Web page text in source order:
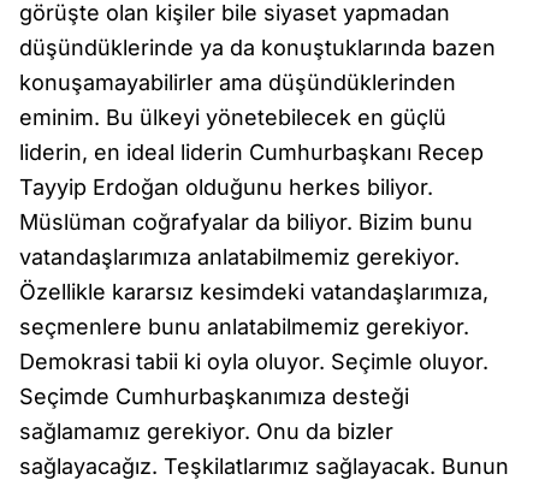
görüşte olan kişiler bile siyaset yapmadan
düşündüklerinde ya da konuştuklarında bazen
konuşamayabilirler ama düşündüklerinden
eminim. Bu ülkeyi yönetebilecek en güçlü
liderin, en ideal liderin Cumhurbaşkanı Recep
Tayyip Erdoğan olduğunu herkes biliyor.
Müslüman coğrafyalar da biliyor. Bizim bunu
vatandaşlarımıza anlatabilmemiz gerekiyor.
Özellikle kararsız kesimdeki vatandaşlarımıza,
seçmenlere bunu anlatabilmemiz gerekiyor.
Demokrasi tabii ki oyla oluyor. Seçimle oluyor.
Seçimde Cumhurbaşkanımıza desteği
sağlamamız gerekiyor. Onu da bizler
sağlayacağız. Teşkilatlarımız sağlayacak. Bunun